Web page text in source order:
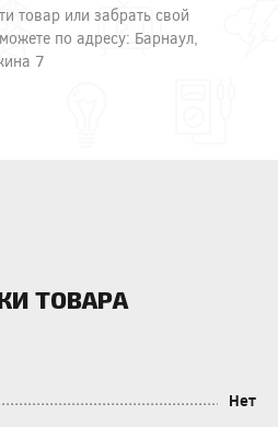
товар или забрать свой
по адресу: Барнаул,
7
ТОВАРА
Нет